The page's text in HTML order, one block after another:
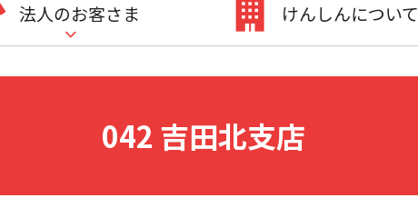
法人のお客さま けんしんについて
042 吉田北支店